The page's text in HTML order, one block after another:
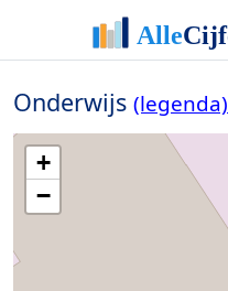
Onderwijs (legenda)
+
−